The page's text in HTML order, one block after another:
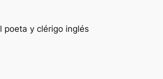
poeta y clérigo inglés